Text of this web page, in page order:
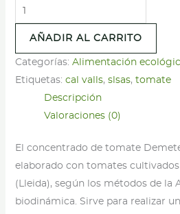
Concentrado
de
tomate
-
Cal
cantidad
AÑADIR AL CARRITO
Categorías: Alimentación
Etiquetas: cal valls, slsas, tomate
Descripción
Valoraciones (0)
El concentrado de tomate
elaborado con tomates cultivados
(Lleida), según los métodos de la
biodinámica. Sirve para realizar